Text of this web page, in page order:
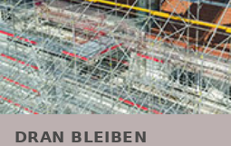
DRAN BLEIBEN